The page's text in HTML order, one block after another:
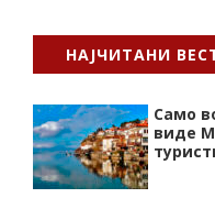
НАЈЧИТАНИ
Само
виде